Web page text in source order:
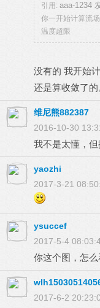
引用: aaa-1234
你一开始计算流
温度超限
没有的 我开始
还是算收敛了的
维尼熊882387
2016-10-30
我不是太懂，但
yaozhi
2017-3-21
ysuccef
2017-5-4
你这个图，怎
2017-6-2